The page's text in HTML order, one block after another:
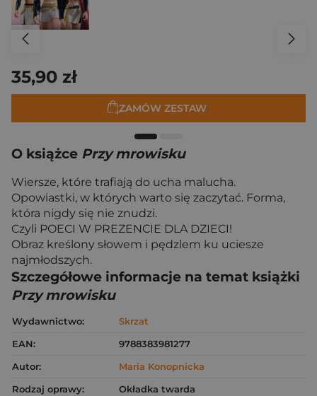
35,90 zł
ZAMÓW ZESTAW
O książce Przy mrowisku
Wiersze, które trafiają do ucha malucha.
Opowiastki, w których warto się zaczytać. Forma,
która nigdy się nie znudzi.
Czyli POECI W PREZENCIE DLA DZIECI!
Obraz kreślony słowem i pędzlem ku uciesze
najmłodszych.
Szczegółowe informacje na temat książki
Przy mrowisku
Wydawnictwo:
Skrzat
EAN:
9788383981277
Autor:
Maria Konopnicka
Rodzaj oprawy:
Okładka twarda